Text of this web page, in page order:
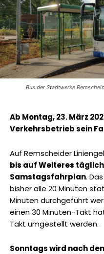
Bus der Stadtwerke
Ab Montag, 23. März
Verkehrsbetrieb sein
Auf Remscheider
bis auf Weiteres
Samstagsfahrplan.
bisher alle 20 Minuten
Minuten durchgeführt
einen 30 Minuten-Takt
Takt umgestellt werden.
Sonntags wird nach